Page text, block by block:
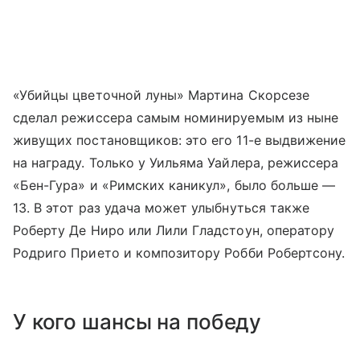
«Убийцы цветочной луны» Мартина Скорсезе
сделал режиссера самым номинируемым из ныне
живущих постановщиков: это его 11-е выдвижение
на награду. Только у Уильяма Уайлера, режиссера
«Бен-Гура» и «Римских каникул», было больше —
13. В этот раз удача может улыбнуться также
Роберту Де Ниро или Лили Гладстоун, оператору
Родриго Прието и композитору Робби Робертсону.
У кого шансы на победу